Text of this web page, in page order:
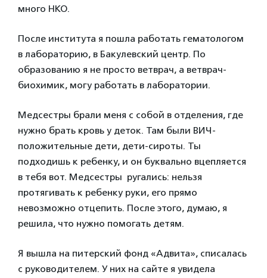
много НКО.
После института я пошла работать гематологом
в лабораторию, в Бакулевский центр. По
образованию я не просто ветврач, а ветврач-
биохимик, могу работать в лаборатории.
Медсестры брали меня с собой в отделения, где
нужно брать кровь у деток. Там были ВИЧ-
положительные дети, дети-сироты. Ты
подходишь к ребенку, и он буквально вцепляется
в тебя вот. Медсестры ругались: нельзя
протягивать к ребенку руки, его прямо
невозможно отцепить. После этого, думаю, я
решила, что нужно помогать детям.
Я вышла на питерский фонд «Адвита», списалась
с руководителем. У них на сайте я увидела